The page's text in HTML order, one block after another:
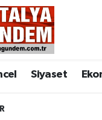
Siyaset
Eczaneler
Durumu
Vakitleri